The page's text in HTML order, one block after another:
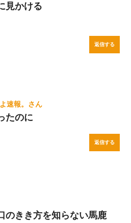
見かける
返信する
速報。
たのに
返信する
のきき方を知らない馬鹿